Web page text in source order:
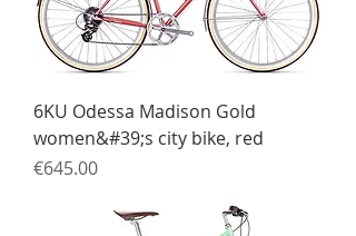
6KU Odessa Madison Gold
women&#39;s city bike, red
Price
€645.00